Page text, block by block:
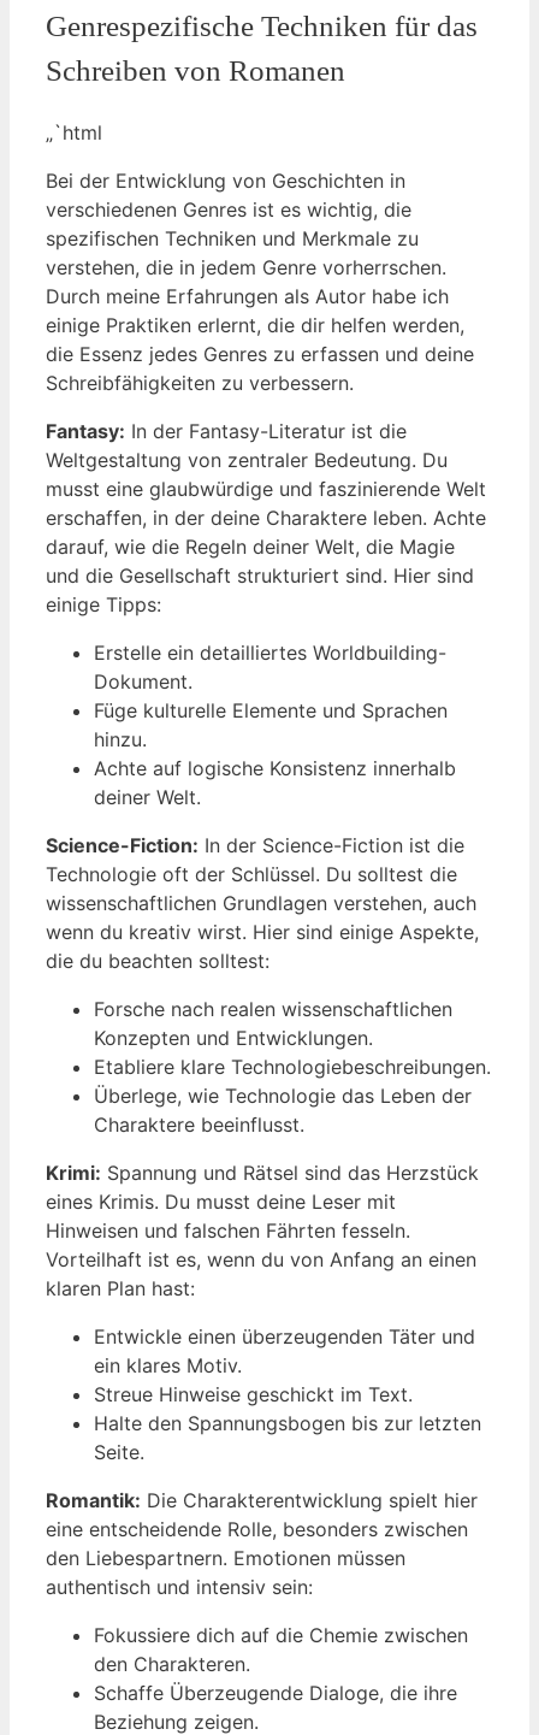
Genrespezifische Techniken für das
Schreiben von Romanen
„`html
Bei der Entwicklung von Geschichten in
verschiedenen Genres ist es wichtig, die
spezifischen Techniken und Merkmale zu
verstehen, die in jedem Genre vorherrschen.
Durch meine Erfahrungen als Autor habe ich
einige Praktiken erlernt, die dir helfen werden,
die Essenz jedes Genres zu erfassen und deine
Schreibfähigkeiten zu verbessern.
Fantasy: In der Fantasy-Literatur ist die
Weltgestaltung von zentraler Bedeutung. Du
musst eine glaubwürdige und faszinierende Welt
erschaffen, in der deine Charaktere leben. Achte
darauf, wie die Regeln deiner Welt, die Magie
und die Gesellschaft strukturiert sind. Hier sind
einige Tipps:
Erstelle ein detailliertes Worldbuilding-
Dokument.
Füge kulturelle Elemente und Sprachen
hinzu.
Achte auf logische Konsistenz innerhalb
deiner Welt.
Science-Fiction: In der Science-Fiction ist die
Technologie oft der Schlüssel. Du solltest die
wissenschaftlichen Grundlagen verstehen, auch
wenn du kreativ wirst. Hier sind einige Aspekte,
die du beachten solltest:
Forsche nach realen wissenschaftlichen
Konzepten und Entwicklungen.
Etabliere klare Technologiebeschreibungen.
Überlege, wie Technologie das Leben der
Charaktere beeinflusst.
Krimi: Spannung und Rätsel sind das Herzstück
eines Krimis. Du musst deine Leser mit
Hinweisen und falschen Fährten fesseln.
Vorteilhaft ist es, wenn du von Anfang an einen
klaren Plan hast:
Entwickle einen überzeugenden Täter und
ein klares Motiv.
Streue Hinweise geschickt im Text.
Halte den Spannungsbogen bis zur letzten
Seite.
Romantik: Die Charakterentwicklung spielt hier
eine entscheidende Rolle, besonders zwischen
den Liebespartnern. Emotionen müssen
authentisch und intensiv sein:
Fokussiere dich auf die Chemie zwischen
den Charakteren.
Schaffe Überzeugende Dialoge, die ihre
Beziehung zeigen.